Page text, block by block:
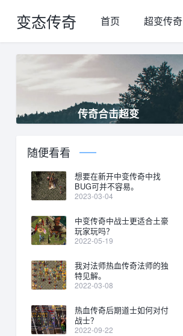
变态传奇 首页 超变传奇
传奇合击超变
随便看看
想要在新开中变传奇中找
BUG可并不容易。
2023-03-04
中变传奇中战士更适合土豪
玩家玩吗？
2022-05-19
我对法师热血传奇法师的独
特见解。
2022-03-08
热血传奇后期道士如何对付
战士？
2022-09-22